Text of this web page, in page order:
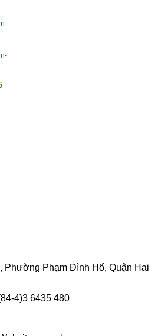
Phường Phạm Đình Hổ, Quận Hai
4)3 6435 480